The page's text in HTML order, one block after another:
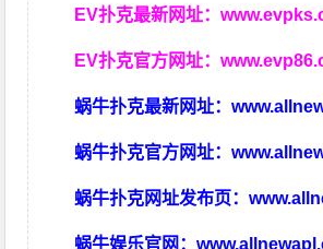
EV扑克最新网址：
EV扑克官方网址：
蜗牛扑克最新网址：
蜗牛扑克官方网址：
蜗牛扑克网址发布页：
蜗牛娱乐官网：